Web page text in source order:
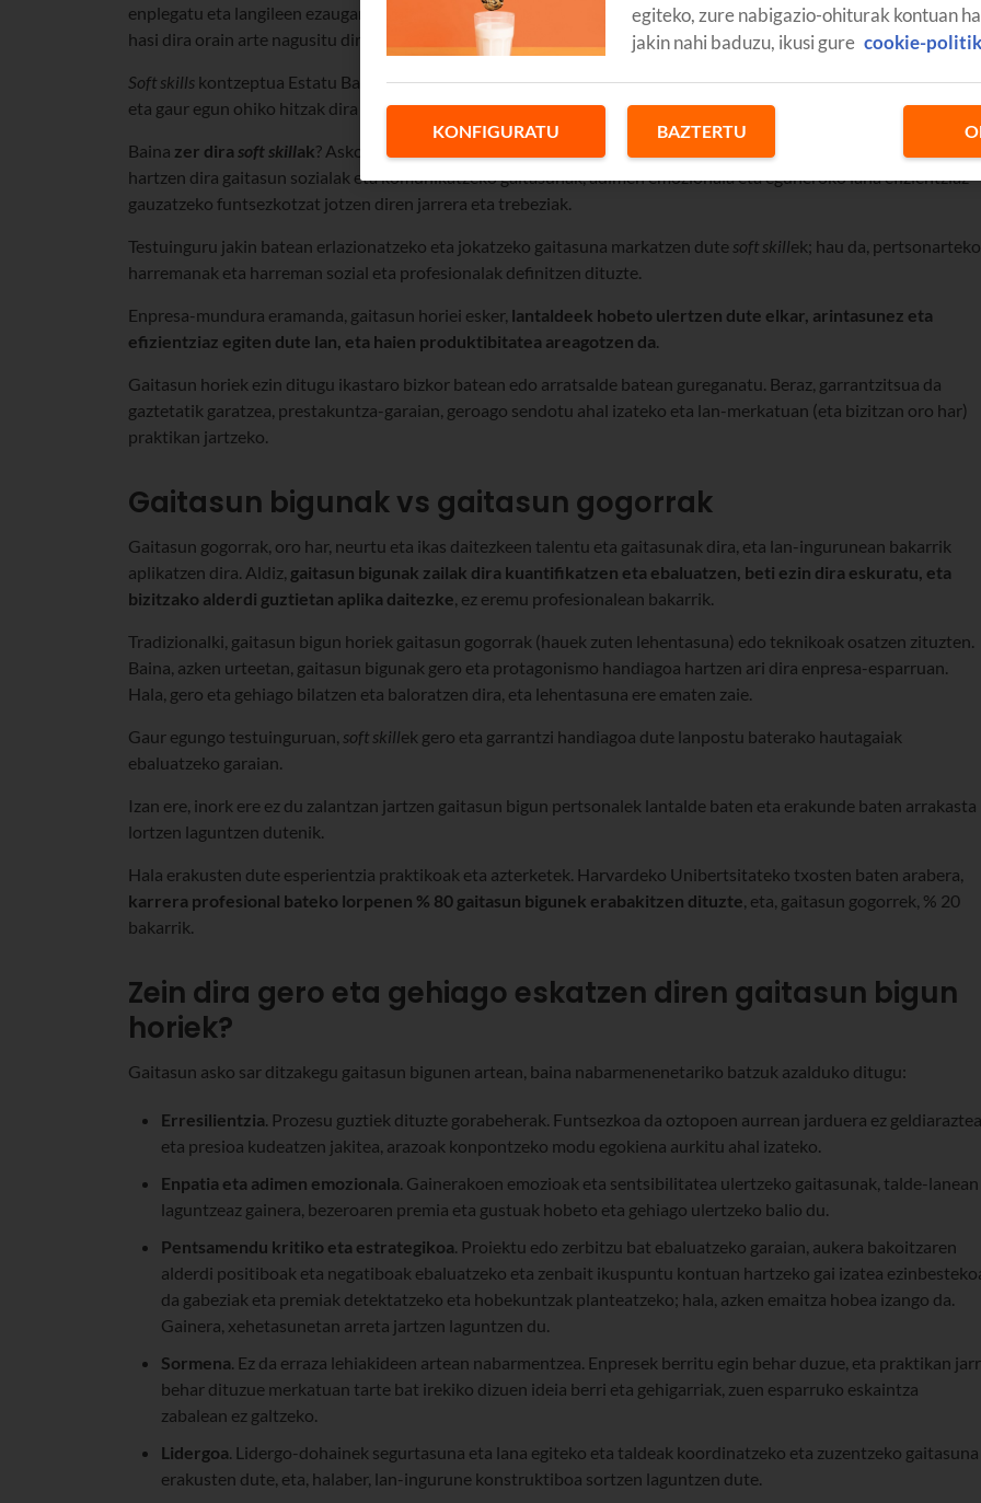
enplegatu eta langileen ezaugarri bereizgarriak.Soft skill edo gaitasun bigunezari gara. Pixkanaka, indarra hartzen
hasi dira orain arte nagusitu diren “gaitasun gogor” edo teknikoen aldean.
Soft skills kontzeptua Estatu Batuetako armadaren entrenamendu-eskuliburu batean sortu zen 70eko
eta gaur egun ohiko hitzak dira giza baliabideetako sail gehienetan.
Baina zer dira soft skillak? Askotariko gaitasunen multzo batez ari gara termino hori erabiltzen dugunean. Barne
hartzen dira gaitasun sozialak eta komunikatzeko gaitasunak, adimen emozionala eta eguneroko lana efizientziaz
gauzatzeko funtsezkotzat jotzen diren jarrera eta trebeziak.
Testuinguru jakin batean erlazionatzeko eta jokatzeko gaitasuna markatzen dute soft skillek; hau da, pertsonarteko
harremanak eta harreman sozial eta profesionalak definitzen dituzte.
Enpresa-mundura eramanda, gaitasun horiei esker, lantaldeek hobeto ulertzen dute elkar, arintasunez eta
efizientziaz egiten dute lan, eta haien produktibitatea areagotzen da
Gaitasun horiek ezin ditugu ikastaro bizkor batean edo arratsalde batean gureganatu. Beraz, garrantzitsua da
gaztetatik garatzea, prestakuntza-garaian, geroago sendotu ahal izateko eta lan-merkatuan (eta bizitzan oro har)
praktikan jartzeko.
Gaitasun bigunak vs gaitasun gogorrak
Gaitasun gogorrak, oro har, neurtu eta ikas daitezkeen talentu eta gaitasunak dira, eta lan-ingurunean bakarrik
aplikatzen dira. Aldiz, gaitasun bigunak zailak dira kuantifikatzen eta ebaluatzen, beti ezin dira eskuratu, eta
bizitzako alderdi guztietan aplika daitezke , ez eremu profesionalean bakarrik.
Tradizionalki, gaitasun bigun horiek gaitasun gogorrak (hauek zuten lehentasuna) edo teknikoak osatzen zituzten.
Baina, azken urteetan, gaitasun bigunak gero eta protagonismo handiagoa hartzen ari dira enpresa-esparruan.
Hala, gero eta gehiago bilatzen eta baloratzen dira, eta lehentasuna ere ematen zaie.
Gaur egungo testuinguruan, soft skillek gero eta garrantzi handiagoa dute lanpostu baterako hautagaiak
ebaluatzeko garaian.
Izan ere, inork ere ez du zalantzan jartzen gaitasun bigun pertsonalek lantalde baten eta erakunde baten arrakasta
lortzen laguntzen dutenik.
Hala erakusten dute esperientzia praktikoak eta azterketek. Harvardeko Unibertsitateko txosten baten arabera,
karrera profesional bateko lorpenen % 80 gaitasun bigunek erabakitzen dituzte , eta, gaitasun gogorrek, % 20
bakarrik.
Zein dira gero eta gehiago eskatzen diren gaitasun bigun
horiek?
Gaitasun asko sar ditzakegu gaitasun bigunen artean, baina nabarmenenetariko batzuk azalduko ditugu:
Erresilientzia . Prozesu guztiek dituzte gorabeherak. Funtsezkoa da oztopoen aurrean jarduera ez geldiaraztea
eta presioa kudeatzen jakitea, arazoak konpontzeko modu egokiena aurkitu ahal izateko.
Enpatia eta adimen emozionala . Gainerakoen emozioak eta sentsibilitatea ulertzeko gaitasunak, talde-lanean
laguntzeaz gainera, bezeroaren premia eta gustuak hobeto eta gehiago ulertzeko balio du.
Pentsamendu kritiko eta estrategikoa . Proiektu edo zerbitzu bat ebaluatzeko garaian, aukera bakoitzaren
alderdi positiboak eta negatiboak ebaluatzeko eta zenbait ikuspuntu kontuan hartzeko gai izatea
da gabeziak eta premiak detektatzeko eta hobekuntzak planteatzeko; hala, azken emaitza hobea izango da.
Gainera, xehetasunetan arreta jartzen laguntzen du.
Sormena . Ez da erraza lehiakideen artean nabarmentzea. Enpresek berritu egin behar duzue, eta praktikan
behar dituzue merkatuan tarte bat irekiko dizuen ideia berri eta gehigarriak, zuen esparruko eskaintza
zabalean ez galtzeko.
Lidergoa . Lidergo-dohainek segurtasuna eta lana egiteko eta taldeak koordinatzeko eta zuzentzeko gaitasuna
erakusten dute, eta, halaber, lan-ingurune konstruktiboa sortzen laguntzen dute.
egiteko, zure nabigazio-ohiturak kontuan
jakin nahi baduzu, ikusi gure cookie-
KONFIGURATU BAZTERTU